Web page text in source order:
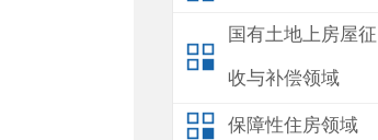
国有土地上房屋征
收与补偿领域
保障性住房领域